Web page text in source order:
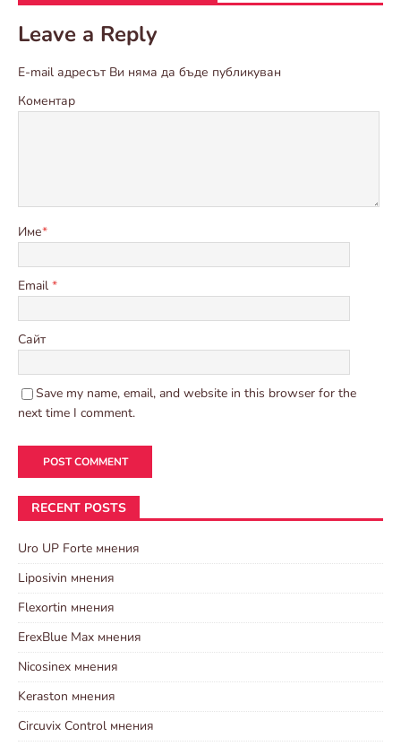
Leave a Reply
E-mail адресът Ви няма да бъде публикуван
Коментар
Име*
Email *
Сайт
Save my name, email, and website in this browser for the
next time I comment.
RECENT POSTS
Uro UP Forte мнения
Liposivin мнения
Flexortin мнения
ErexBlue Max мнения
Nicosinex мнения
Keraston мнения
Circuvix Control мнения